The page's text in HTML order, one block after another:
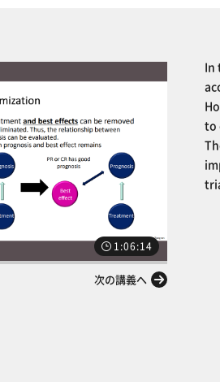
1:06:14
次の講義へ
In
to